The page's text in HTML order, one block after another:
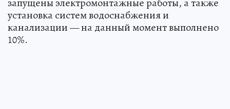
запущены электромонтажные работы, а также
установка систем водоснабжения и
канализации — на данный момент выполнено
10%.